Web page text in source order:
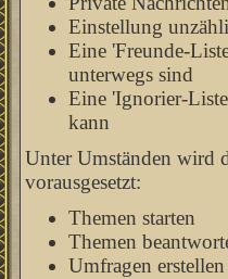
Einstellung
Eine 'Freunde-
unterwegs sind
Eine 'Ignorier-
kann
Unter Umständen wird
vorausgesetzt:
Themen starten
Themen
Umfragen